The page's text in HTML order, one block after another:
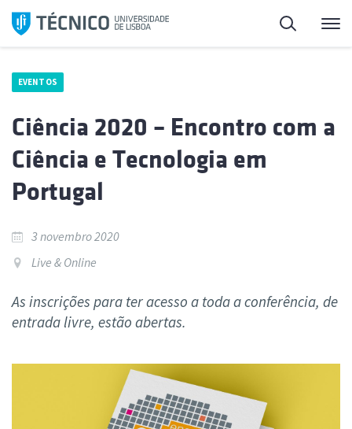
Saltar
para
Pesquisa
EVENTOS
Ciência 2020 – Encontro com a
Ciência e Tecnologia em
Portugal
3 novembro 2020
Live & Online
As inscrições para ter acesso a toda a conferência, de
entrada livre, estão abertas.